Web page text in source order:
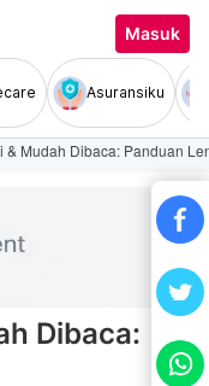
Masuk
Asuransiku
& Mudah Dibaca: Panduan
Dibaca: